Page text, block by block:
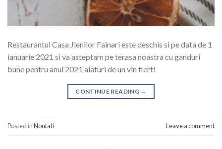
Restaurantul Casa Jienilor Fainari este deschis si pe data de 1
ianuarie 2021 si va asteptam pe terasa noastra cu ganduri
bune pentru anul 2021 alaturi de un vin fiert!
CONTINUE READING →
Posted inNoutati Leave a comment